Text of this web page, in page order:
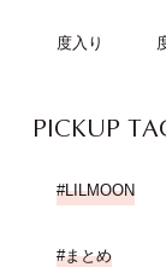
度入り
PICKUP
LILMOON
まとめ